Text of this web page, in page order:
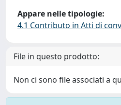
Appare nelle tipologie:
4.1 Contributo in Atti di
File in questo prodotto:
Non ci sono file associati a